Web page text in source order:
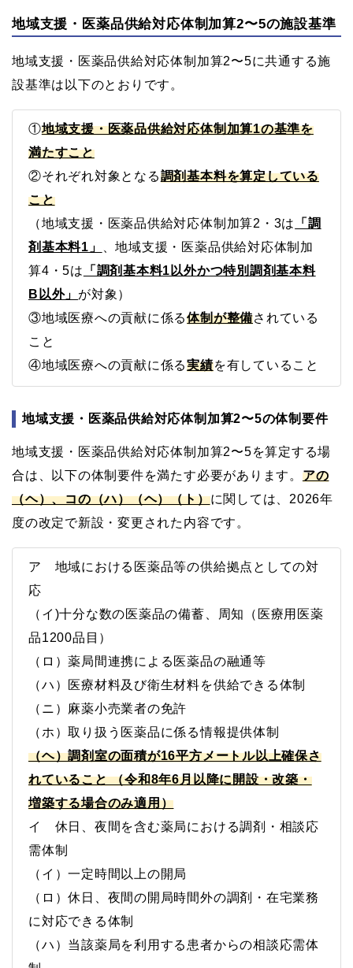
地域支援・医薬品供給対応体制加算2〜5の施設基準
地域支援・医薬品供給対応体制加算2〜5に共通する施
設基準は以下のとおりです。
①地域支援・医薬品供給対応体制加算1の基準を
満たすこと
②それぞれ対象となる調剤基本料を算定している
こと
（地域支援・医薬品供給対応体制加算2・3は
「調
剤基本料1」
、地域支援・医薬品供給対応体制加
算4・5は
「調剤基本料1以外かつ特別調剤基本料
B以外」 が対象）
③地域医療への貢献に係る体制が整備されている
こと
④地域医療への貢献に係る実績を有していること
地域支援・医薬品供給対応体制加算2〜5の体制要件
地域支援・医薬品供給対応体制加算2〜5を算定する場
合は、以下の体制要件を満たす必要があります。 アの
（ヘ）、コの（ハ）（ヘ）（ト）に関しては、2026年
度の改定で新設・変更された内容です。
ア 地域における医薬品等の供給拠点としての対
応
（イ)十分な数の医薬品の備蓄、周知（医療用医薬
品1200品目）
（ロ）薬局間連携による医薬品の融通等
（ハ）医療材料及び衛生材料を供給できる体制
（ニ）麻薬小売業者の免許
（ホ）取り扱う医薬品に係る情報提供体制
（ヘ）調剤室の面積が16平方メートル以上確保さ
れていること （令和8年6月以降に開設・改築・
増築する場合のみ適用）
イ 休日、夜間を含む薬局における調剤・相談応
需体制
（イ）一定時間以上の開局
（ロ）休日、夜間の開局時間外の調剤・在宅業務
に対応できる体制
（ハ）当該薬局を利用する患者からの相談応需体